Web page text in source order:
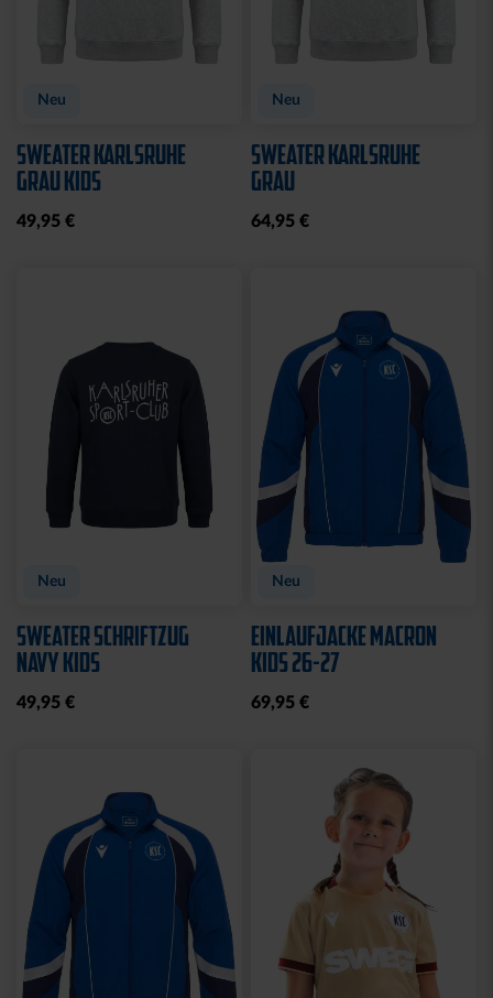
Neu
SWEATER KARLSRUHE
GRAU KIDS
49,95 €
Neu
SWEATER KARLSRUHE
GRAU
64,95 €
Neu
SWEATER SCHRIFTZUG
NAVY KIDS
49,95 €
Neu
EINLAUFJACKE MACRON
KIDS 26-27
69,95 €